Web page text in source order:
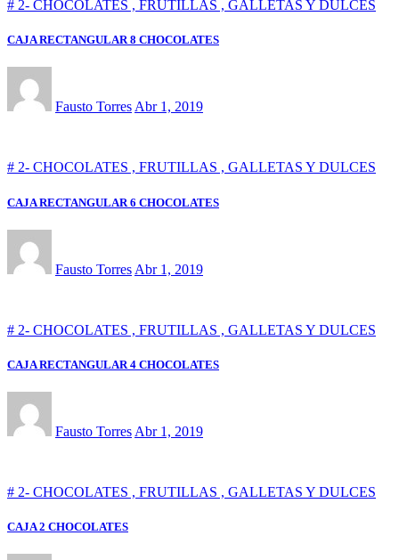
# 2- CHOCOLATES , FRUTILLAS , GALLETAS Y DULCES
CAJA RECTANGULAR 8 CHOCOLATES
Fausto TorresAbr 1, 2019
# 2- CHOCOLATES , FRUTILLAS , GALLETAS Y DULCES
CAJA RECTANGULAR 6 CHOCOLATES
Fausto Torres Abr 1, 2019
# 2- CHOCOLATES , FRUTILLAS , GALLETAS Y DULCES
CAJA RECTANGULAR 4 CHOCOLATES
Fausto Torres Abr 1, 2019
# 2- CHOCOLATES , FRUTILLAS , GALLETAS Y DULCES
CAJA 2 CHOCOLATES